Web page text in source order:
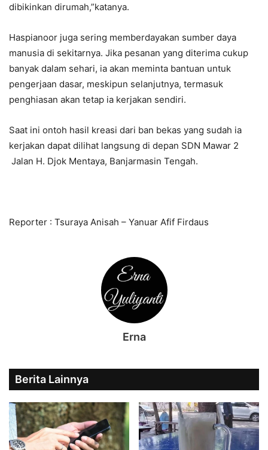
dibikinkan dirumah,”katanya.
Haspianoor juga sering memberdayakan sumber daya
manusia di sekitarnya. Jika pesanan yang diterima cukup
banyak dalam sehari, ia akan meminta bantuan untuk
pengerjaan dasar, meskipun selanjutnya, termasuk
penghiasan akan tetap ia kerjakan sendiri.
Saat ini ontoh hasil kreasi dari ban bekas yang sudah ia
kerjakan dapat dilihat langsung di depan SDN Mawar 2
Jalan H. Djok Mentaya, Banjarmasin Tengah.
Reporter : Tsuraya Anisah – Yanuar Afif Firdaus
Erna
Berita Lainnya